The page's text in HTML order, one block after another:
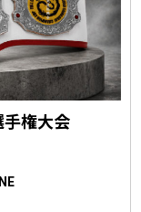
権大会